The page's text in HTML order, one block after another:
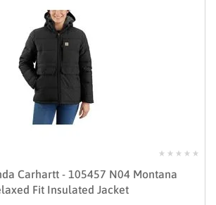
Carhartt - 105457 N04 Montana
Fit Insulated Jacket